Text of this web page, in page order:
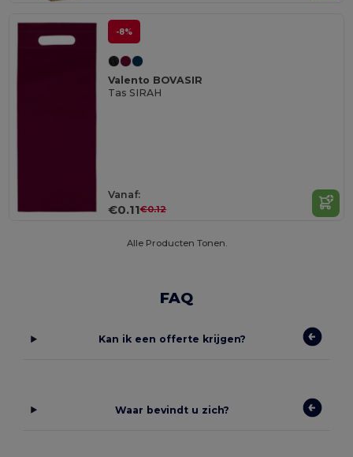
-8%
Valento BOVASIR
Tas SIRAH
Vanaf:
€0.11€0.12
Alle Producten Tonen.
FAQ
Kan ik een offerte krijgen?
Waar bevindt u zich?